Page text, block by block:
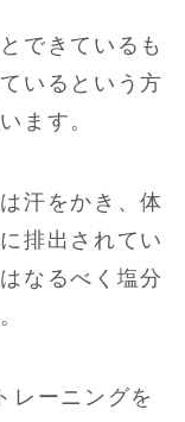
できているも
いるという方
ます。
汗をかき、体
排出されてい
なるべく塩分
レーニングを